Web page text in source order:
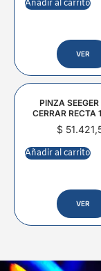
Añadir al carrito
VER
PINZA SEEGER
CERRAR RECTA
$
Añadir al carrito
VER